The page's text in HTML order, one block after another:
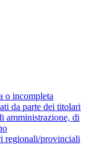
o incompleta
da parte dei titolari
amministrazione, di
regionali/provinciali